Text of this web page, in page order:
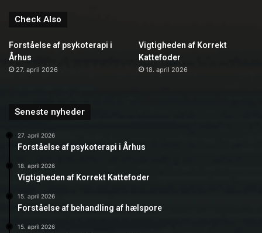
Check Also
Forståelse af psykoterapi i
Århus
27. april 2026
Vigtigheden af Korrekt
Kattefoder
18. april 2026
Seneste nyheder
27. april 2026
Forståelse af psykoterapi i Århus
18. april 2026
Vigtigheden af Korrekt Kattefoder
15. april 2026
Forståelse af behandling af hælspore
15. april 2026